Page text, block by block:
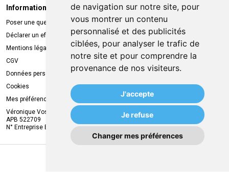
de navigation sur notre site, pour
vous montrer un contenu
personnalisé et des publicités
ciblées, pour analyser le trafic de
notre site et pour comprendre la
provenance de nos visiteurs.
J'accepte
Je refuse
Changer mes préférences
Informations légales
Poser une question
Déclarer un effet indésirable
Mentions légales
CGV
Données personnelles
Cookies
Mes préférences Cookies
Véronique Vos
APB 522709
N° Entreprise BE0749.944.612
Livraison
Retrait à la pharmacie
Livraison chez vous
Livraison dans un Point Relais